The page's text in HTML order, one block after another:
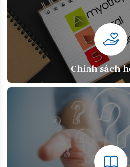
Chính sách